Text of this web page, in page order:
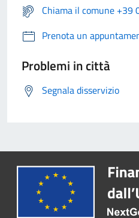
Chiama il comune +39
Prenota un
Problemi in città
Segnala disservizio